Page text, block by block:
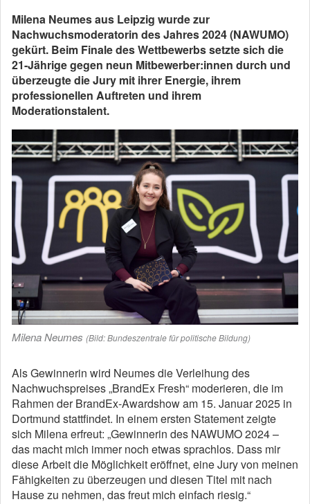
Milena Neumes aus Leipzig wurde zur
Nachwuchsmoderatorin des Jahres 2024 (NAWUMO)
gekürt. Beim Finale des Wettbewerbs setzte sich die
21-Jährige gegen neun Mitbewerber:innen durch und
überzeugte die Jury mit ihrer Energie, ihrem
professionellen Auftreten und ihrem
Moderationstalent.
Milena Neumes (Bild: Bundeszentrale für politische Bildung)
Als Gewinnerin wird Neumes die Verleihung des
Nachwuchspreises „BrandEx Fresh“ moderieren, die im
Rahmen der BrandEx-Awardshow am 15. Januar 2025 in
Dortmund stattfindet. In einem ersten Statement zeigte
sich Milena erfreut: „Gewinnerin des NAWUMO 2024 –
das macht mich immer noch etwas sprachlos. Dass mir
diese Arbeit die Möglichkeit eröffnet, eine Jury von meinen
Fähigkeiten zu überzeugen und diesen Titel mit nach
Hause zu nehmen, das freut mich einfach riesig.“